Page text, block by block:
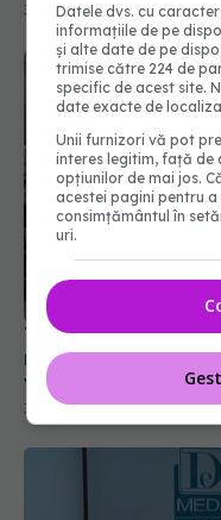
30 mai 2022, 19:38
Transplantul, în
relansare a
vieți salvate doar
30 iun 2022, 18:14
Datele dvs. cu
informațiile de pe
și alte date de pe
trimise către 224 de
specific de acest site.
date exacte de
Unii furnizori vă pot
interes legitim, față de
opțiunilor de mai jos.
acestei pagini pentru
consimțământul în
uri.